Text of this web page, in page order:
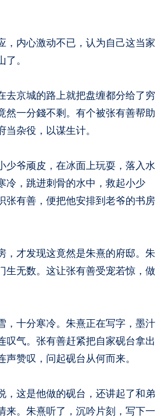
内心激动不已，认为自己这当家
了。
京城的路上就把盘缠都分给了穷
然一分錢不剩。有个被张有善帮助
当杂役，以谋生计。
爷顽皮，在冰面上玩耍，落入水
冷，跳进刺骨的水中，救起小少
张有善，便把他安排到老爷的书房
才发现这竟然是朱熹的府邸。朱
生无数。这让张有善受宠若惊，做
十分寒冷。朱熹正在写字，墨汁
叹气。张有善赶紧把自家砚台拿出
声赞叹，问起砚台从何而来。
这是他做的砚台，还讲起了和弟
来。朱熹听了，沉吟片刻，写下一